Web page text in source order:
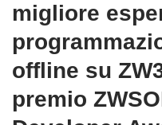
migliore
offline su
premio